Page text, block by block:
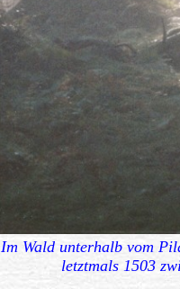
Im Wald unterhalb vom
letztmals 1503